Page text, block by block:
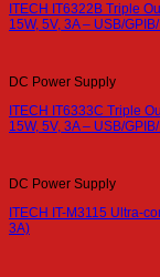
ITECH IT6322B Triple
15W, 5V, 3A – USB/
DC Power Supply
ITECH IT6333C Triple
15W, 5V, 3A – USB/
DC Power Supply
ITECH IT-M3115 Ultra-
3A)